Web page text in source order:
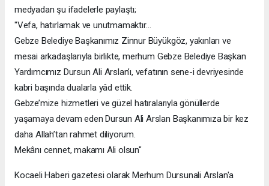
medyadan şu ifadelerle paylaştı;
"Vefa, hatırlamak ve unutmamaktır…
Gebze Belediye Başkanımız Zinnur Büyükgöz, yakınları ve
mesai arkadaşlarıyla birlikte, merhum Gebze Belediye Başkan
Yardımcımız Dursun Ali Arslan’ı, vefatının sene-i devriyesinde
kabri başında dualarla yâd ettik.
Gebze’mize hizmetleri ve güzel hatıralarıyla gönüllerde
yaşamaya devam eden Dursun Ali Arslan Başkanımıza bir kez
daha Allah’tan rahmet diliyorum.
Mekânı cennet, makamı Ali olsun"
Kocaeli Haberi gazetesi olarak Merhum Dursunali Arslan'a